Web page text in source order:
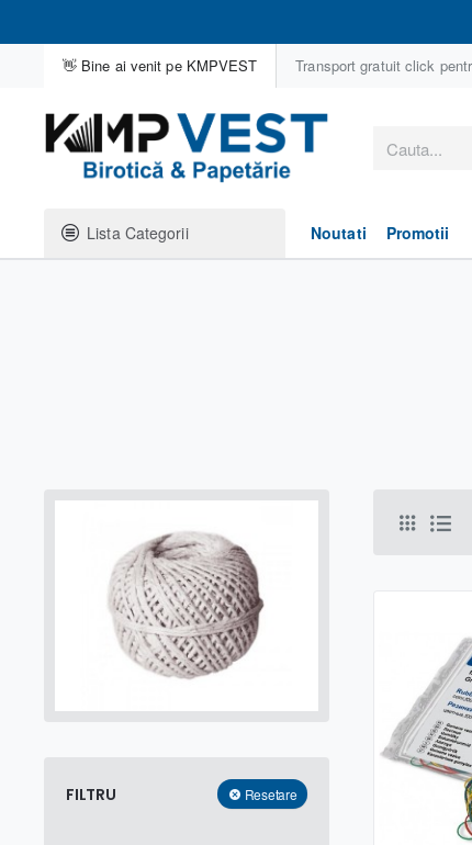
👋 Bine ai venit pe KMPVEST Transport gratuit click
Cauta...
Lista Categorii Noutati Promotii
FILTRU Resetare